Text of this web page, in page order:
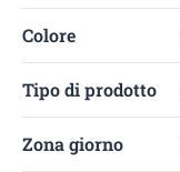
Colore
Tipo di prodotto
Zona giorno